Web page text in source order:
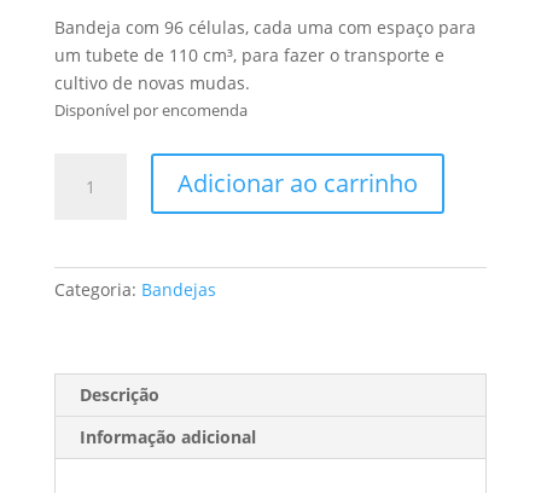
Bandeja com 96 células, cada uma com espaço para
um tubete de 110 cm³, para fazer o transporte e
cultivo de novas mudas.
Disponível por encomenda
células
unidades)
quantidade
Adicionar ao carrinho
Categoria: Bandejas
Descrição
Informação adicional